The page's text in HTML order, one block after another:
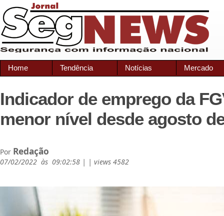
Home Tendência Notícias Mercado
Indicador de emprego da
menor nível desde agosto
Por Redação
07/02/2022 às 09:02:58 | | views 4582